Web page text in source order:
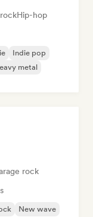
Hip-hop
Indie pop
metal
rock
New wave